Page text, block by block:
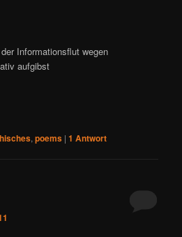
Informationsflut wegen
aufgibst
,poems |1 Antwort